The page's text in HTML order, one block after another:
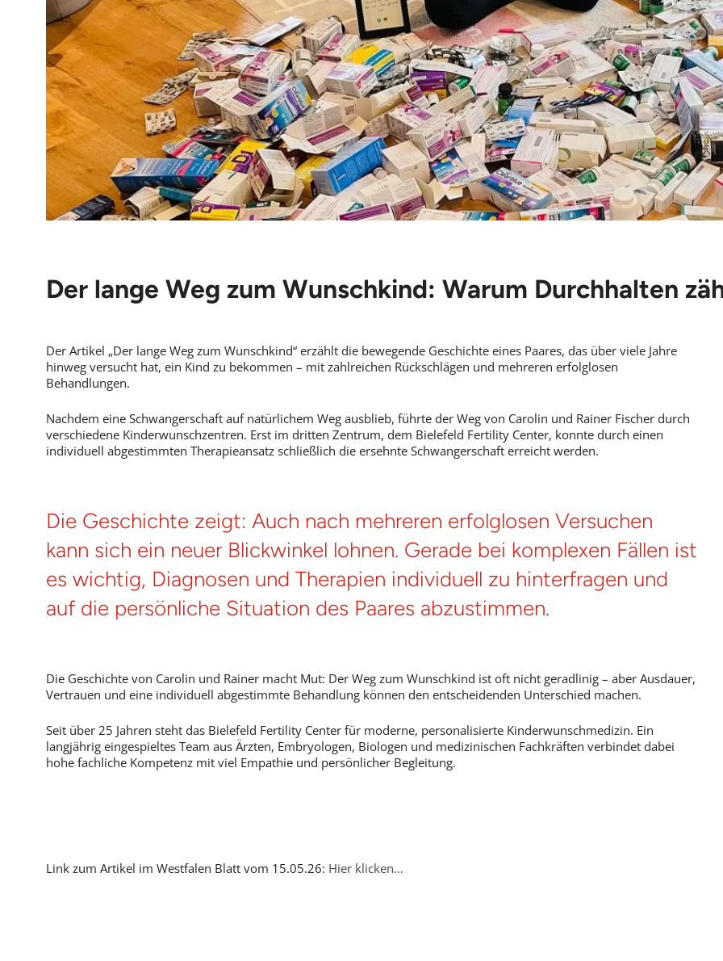
Der lange Weg zum Wunschkind: Warum Durchhalten
Der Artikel „Der lange Weg zum Wunschkind“ erzählt die bewegende Geschichte eines Paares, das über viele Jahre
hinweg versucht hat, ein Kind zu bekommen – mit zahlreichen Rückschlägen und mehreren erfolglosen
Behandlungen.
Nachdem eine Schwangerschaft auf natürlichem Weg ausblieb, führte der Weg von Carolin und Rainer Fischer durch
verschiedene Kinderwunschzentren. Erst im dritten Zentrum, dem Bielefeld Fertility Center, konnte durch einen
individuell abgestimmten Therapieansatz schließlich die ersehnte Schwangerschaft erreicht werden.
Die Geschichte zeigt: Auch nach mehreren erfolglosen Versuchen
kann sich ein neuer Blickwinkel lohnen. Gerade bei komplexen Fällen ist
es wichtig, Diagnosen und Therapien individuell zu hinterfragen und
auf die persönliche Situation des Paares abzustimmen.
Die Geschichte von Carolin und Rainer macht Mut: Der Weg zum Wunschkind ist oft nicht geradlinig – aber Ausdauer,
Vertrauen und eine individuell abgestimmte Behandlung können den entscheidenden Unterschied machen.
Seit über 25 Jahren steht das Bielefeld Fertility Center für moderne, personalisierte Kinderwunschmedizin. Ein
langjährig eingespieltes Team aus Ärzten, Embryologen, Biologen und medizinischen Fachkräften verbindet dabei
hohe fachliche Kompetenz mit viel Empathie und persönlicher Begleitung.
Link zum Artikel im Westfalen Blatt vom 15.05.26: Hier klicken…